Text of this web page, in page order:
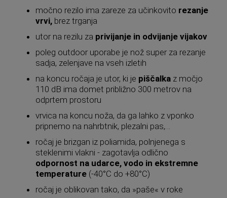
močno rezilo ima zareze za učinkovito rezanje
vrvi, brez trganja
utor na rezilu za privijanje in odvijanje vijakov
poleg outdoor uporabe je nož super za rezanje
sadja, zelenjave na vseh izletih
na koncu ročaja je utor, ki je piščalka z močjo
110 dB ima domet približno 300 metrov na
odprtem prostoru
vrvica na koncu noža, da ga lahko z vponko
pripnemo na nahrbtnik, plezalni pas,…
ročaj je brizgan iz poliamida, polnjenega s
steklenimi vlakni - zagotavlja odlično
odpornost na udarce, vodo in ekstremne
temperature (-40°C do +80°C)
ročaj je oblikovan tako, da »paše« v roke